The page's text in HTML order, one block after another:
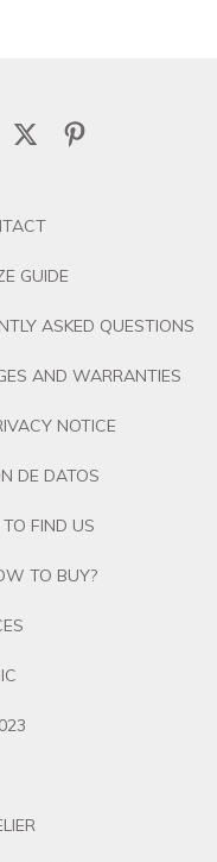
GUIDE
ASKED QUESTIONS
AND WARRANTIES
NOTICE
DE DATOS
FIND US
TO BUY?